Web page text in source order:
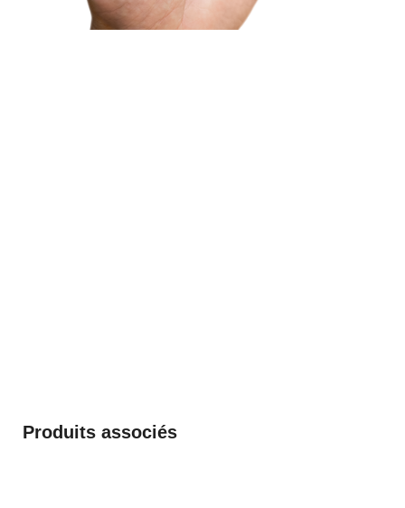
Produits associés